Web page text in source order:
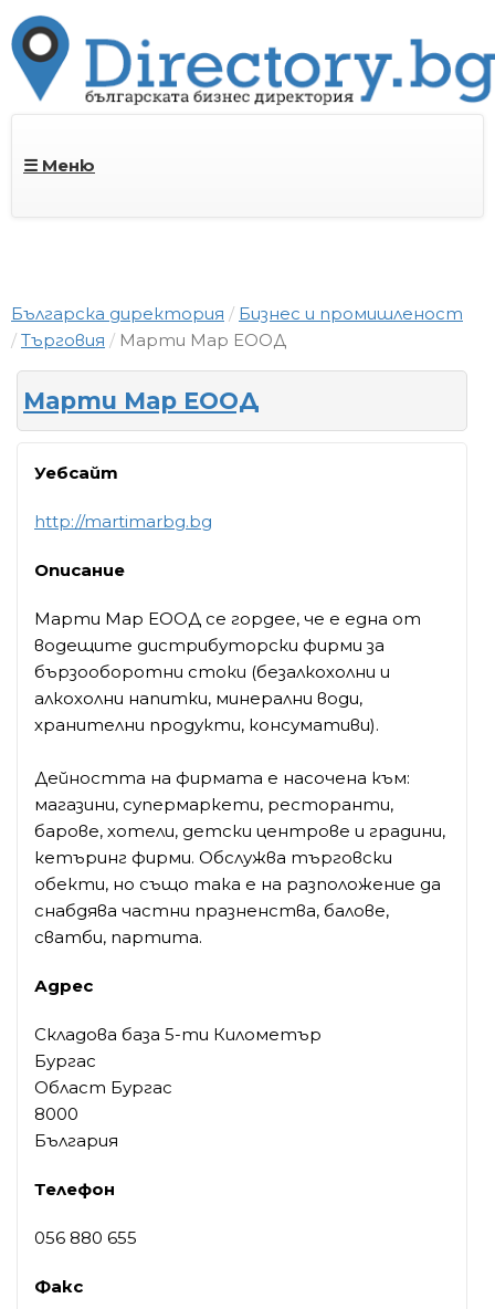
☰ Меню
Българска директория
Бизнес и промишленост
Търговия
Марти Мар ЕООД
Марти Мар ЕООД
Уебсайт
http://martimarbg.bg
Описание
Марти Мар ЕООД се гордее, че е една от
водещите дистрибуторски фирми за
бързооборотни стоки (безалкохолни и
алкохолни напитки, минерални води,
хранителни продукти, консумативи).
Дейността на фирмата е насочена към:
магазини, супермаркети, ресторанти,
барове, хотели, детски центрове и градини,
кетъринг фирми. Обслужва търговски
обекти, но също така е на разположение да
снабдява частни празненства, балове,
сватби, партита.
Адрес
Складова база 5-ти Километър
Бургас
Област Бургас
8000
България
Телефон
056 880 655
Факс